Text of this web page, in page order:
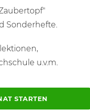
NOTIZ
Sonderhefte.
u.v.m.
STARTEN